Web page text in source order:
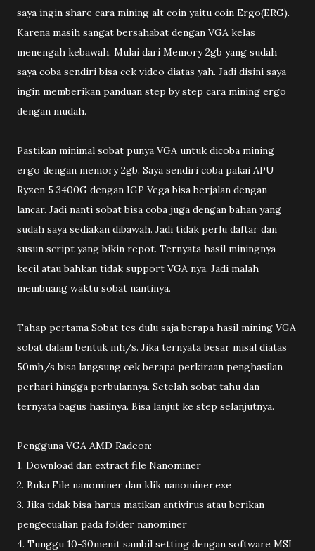
saya ingin share cara mining alt coin yaitu coin Ergo(ERG).
Karena masih sangat bersahabat dengan VGA kelas
menengah kebawah. Mulai dari Memory 2gb yang sudah
saya coba sendiri bisa cek video diatas yah. Jadi disini saya
ingin memberikan panduan step by step cara mining ergo
dengan mudah.
Pastikan minimal sobat punya VGA untuk dicoba mining
ergo dengan memory 2gb. Saya sendiri coba pakai APU
Ryzen 5 3400G dengan IGP Vega bisa berjalan dengan
lancar. Jadi nanti sobat bisa coba juga dengan bahan yang
sudah saya sediakan dibawah. Jadi tidak perlu daftar dan
susun script yang bikin repot. Ternyata hasil miningnya
kecil atau bahkan tidak support VGA nya. Jadi malah
membuang waktu sobat nantinya.
Tahap pertama Sobat tes dulu saja berapa hasil mining VGA
sobat dalam bentuk mh/s. Jika ternyata besar misal diatas
50mh/s bisa langsung cek berapa perkiraan penghasilan
perhari hingga perbulannya. Setelah sobat tahu dan
ternyata bagus hasilnya. Bisa lanjut ke step selanjutnya.
Pengguna VGA AMD Radeon:
1. Download dan extract file Nanominer
2. Buka File nanominer dan klik nanominer.exe
3. Jika tidak bisa harus matikan antivirus atau berikan
pengecualian pada folder nanominer
4. Tunggu 10-30menit sambil setting dengan software MSI